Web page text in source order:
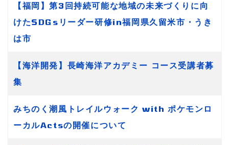
【福岡】第3回持続可能な地域の未来づくりに向
けたSDGsリーダー研修in福岡県久留米市・うき
は市
【海洋開発】長崎海洋アカデミー コース受講者募
集
みちのく潮風トレイルウォーク with ポケモンロ
ーカルActsの開催について